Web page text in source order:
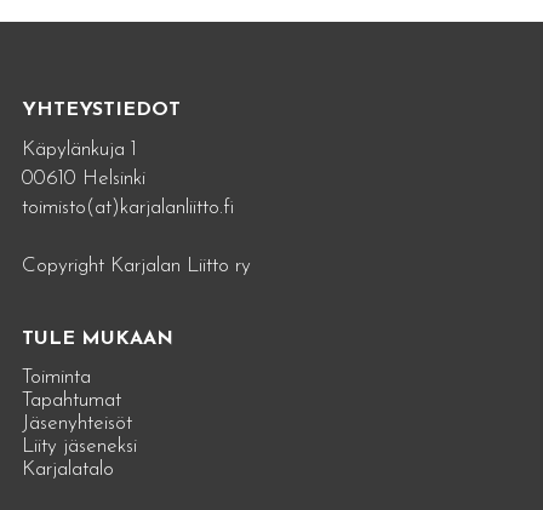
YHTEYSTIEDOT
Käpylänkuja 1
00610 Helsinki
toimisto(at)karjalanliitto.fi
Copyright Karjalan Liitto ry
TULE MUKAAN
Toiminta
Tapahtumat
Jäsenyhteisöt
Liity jäseneksi
Karjalatalo